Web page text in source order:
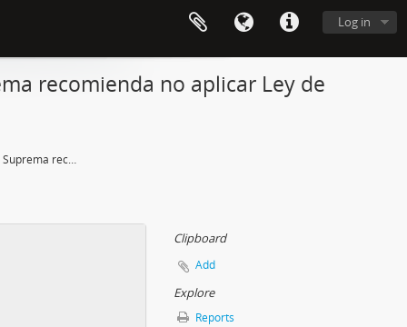
Log in
recomienda no aplicar Ley de
Primera mujer fiscal de la Suprema recomienda no aplicar Ley de amnistía en caso de detenido desaparecido
Clipboard
Add
Explore
Reports